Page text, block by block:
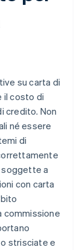
su carta di
il costo di
credito. Non
né essere
di
soggette a
con carta
strisciate e